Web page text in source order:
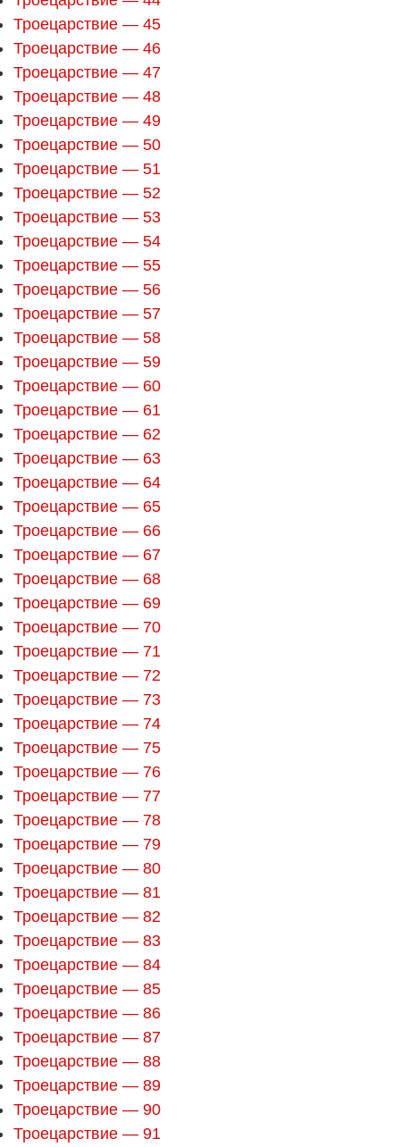
Троецарствие — 45
Троецарствие — 46
Троецарствие — 47
Троецарствие — 48
Троецарствие — 49
Троецарствие — 50
Троецарствие — 51
Троецарствие — 52
Троецарствие — 53
Троецарствие — 54
Троецарствие — 55
Троецарствие — 56
Троецарствие — 57
Троецарствие — 58
Троецарствие — 59
Троецарствие — 60
Троецарствие — 61
Троецарствие — 62
Троецарствие — 63
Троецарствие — 64
Троецарствие — 65
Троецарствие — 66
Троецарствие — 67
Троецарствие — 68
Троецарствие — 69
Троецарствие — 70
Троецарствие — 71
Троецарствие — 72
Троецарствие — 73
Троецарствие — 74
Троецарствие — 75
Троецарствие — 76
Троецарствие — 77
Троецарствие — 78
Троецарствие — 79
Троецарствие — 80
Троецарствие — 81
Троецарствие — 82
Троецарствие — 83
Троецарствие — 84
Троецарствие — 85
Троецарствие — 86
Троецарствие — 87
Троецарствие — 88
Троецарствие — 89
Троецарствие — 90
Троецарствие — 91